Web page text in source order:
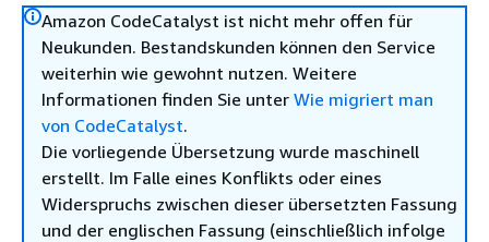
Amazon CodeCatalyst ist nicht mehr offen für
Neukunden. Bestandskunden können den Service
weiterhin wie gewohnt nutzen. Weitere
Informationen finden Sie unter Wie migriert man
von CodeCatalyst.
Die vorliegende Übersetzung wurde maschinell
erstellt. Im Falle eines Konflikts oder eines
Widerspruchs zwischen dieser übersetzten Fassung
und der englischen Fassung (einschließlich infolge